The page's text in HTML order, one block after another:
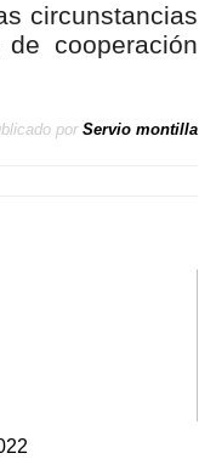
circunstancias
cooperación
por Servio montilla